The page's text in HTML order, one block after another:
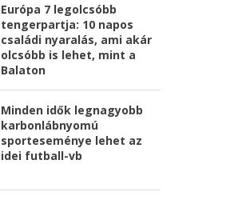
Európa 7 legolcsóbb
tengerpartja: 10 napos
családi nyaralás, ami akár
olcsóbb is lehet, mint a
Balaton
Minden idők legnagyobb
karbonlábnyomú
sporteseménye lehet az
idei futball-vb